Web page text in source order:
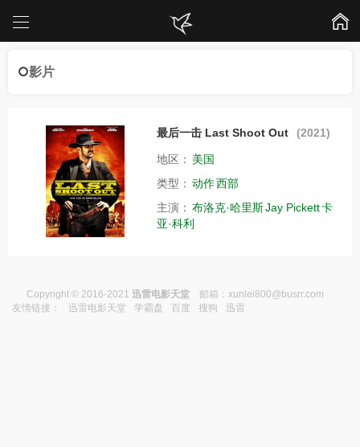
影片
最后一击 Last Shoot Out (2021)
地区： 美国
类型： 动作西部
主演： 布洛克·哈里斯Jay Pickett卡
亚·科利
Copyright © 2016-2021 迅雷电影天堂 邮箱： xunlei800@busrr.com
友情链接：
迅雷电影天堂 学霸盘 百度 搜狗 迅雷